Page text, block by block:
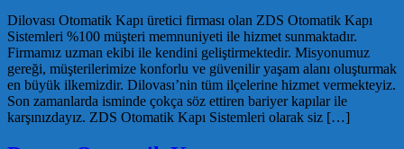
Dilovası Otomatik Kapı üretici firması olan ZDS Otomatik Kapı
Sistemleri %100 müşteri memnuniyeti ile hizmet sunmaktadır.
Firmamız uzman ekibi ile kendini geliştirmektedir. Misyonumuz
gereği, müşterilerimize konforlu ve güvenilir yaşam alanı oluşturmak
en büyük ilkemizdir. Dilovası’nin tüm ilçelerine hizmet vermekteyiz.
Son zamanlarda isminde çokça söz ettiren bariyer kapılar ile
karşınızdayız. ZDS Otomatik Kapı Sistemleri olarak siz […]